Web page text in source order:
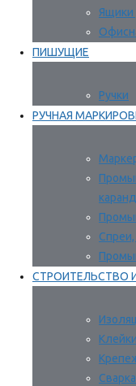
Ящики
ПИШУЩИЕ
Ручки
РУЧНАЯ
Спреи,
СТРОИТЕЛЬСТВО